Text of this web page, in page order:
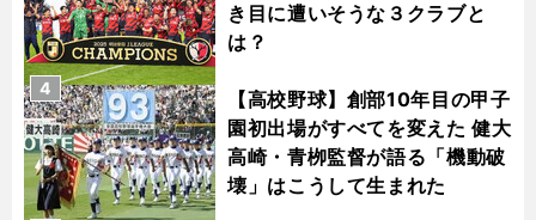
き目に遭いそうな３クラブと
は？
【高校野球】創部10年目の甲子
園初出場がすべてを変えた 健大
高崎・青栁監督が語る「機動破
壊」はこうして生まれた
4